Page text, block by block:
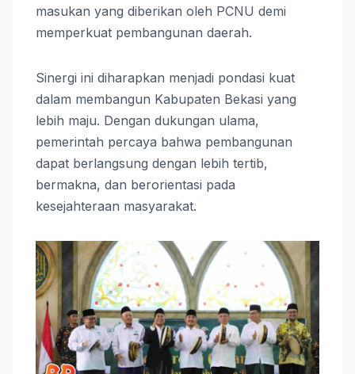
masukan yang diberikan oleh PCNU demi
memperkuat pembangunan daerah.
Sinergi ini diharapkan menjadi pondasi kuat
dalam membangun Kabupaten Bekasi yang
lebih maju. Dengan dukungan ulama,
pemerintah percaya bahwa pembangunan
dapat berlangsung dengan lebih tertib,
bermakna, dan berorientasi pada
kesejahteraan masyarakat.